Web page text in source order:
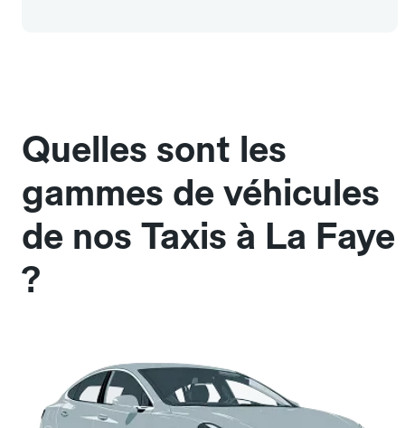
Quelles sont les
gammes de véhicules
de nos Taxis à La Faye
?